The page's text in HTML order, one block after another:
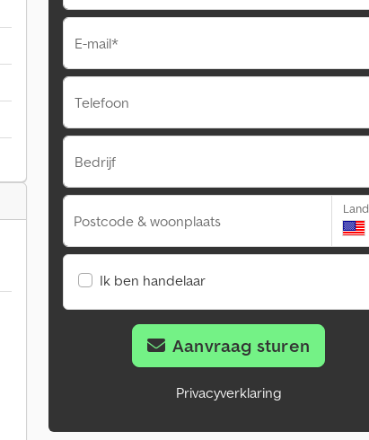
E-mail*
Telefoon
Bedrijf
Postcode & woonplaats
Land
Ik ben handelaar
Aanvraag sturen
Privacyverklaring